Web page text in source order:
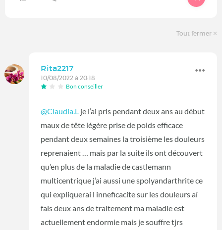
Tout fermer
Rita2217
10/08/2022 à 20:18
Bon conseiller
@Claudia.L je l’ai pris pendant deux ans au début
maux de tête légère prise de poids efficace
pendant deux semaines la troisième les douleurs
reprenaient … mais par la suite ils ont découvert
qu’en plus de la maladie de castlemann
multicentrique j’ai aussi une spolyandarthrite ce
qui expliquerai l inneficacite sur les douleurs aí
fais deux ans de traitement ma maladie est
actuellement endormie mais je souffre tjrs